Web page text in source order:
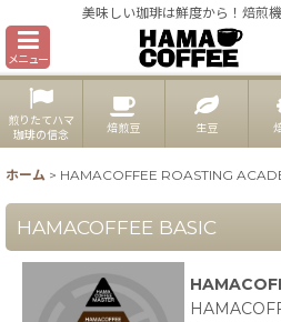
美味しい珈琲は鮮度から！焙煎
メニュー
煎りたてハマ
珈琲の信念
焙煎豆 生豆
ホーム > HAMACOFFEE ROASTING
HAMACOFFEE BASIC